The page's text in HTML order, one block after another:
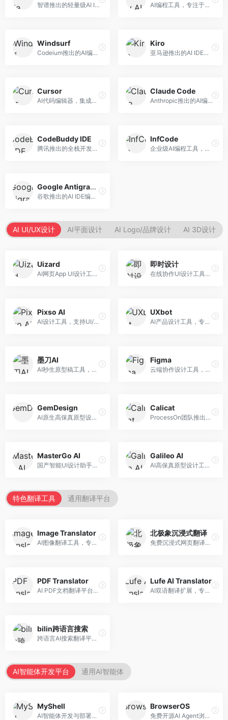
智谱推出的轻量级AI IDE，基于GLM模型。面向开发者，提供智能代码补全、代码生成、错误检测等服务，中文编程支持好。 AI编程工具，专注于代码智能生成与优化。面向开发者，提供代码生成、代码重构、错误修复等服务，编程效率高。
Windsurf
Codeium推出的AI编程工具，专注于代码智能辅助。面向开发者，提供代码补全、代码生成、代码解释等服务，多语言支持完善。
Kiro
亚马逊推出的AI IDE，深度整合AWS云服务。面向AWS开发者，提供代码生成、云服务集成、部署自动化等服务，与AWS生态无缝衔接。
Cursor
AI代码编辑器，集成GPT-4模型，专注于智能编程辅助。面向开发者，提供代码生成、代码解释、错误修复等服务，编程体验流畅，开发效率高。
Claude Code
Anthropic推出的AI编程工具，基于Claude模型。面向开发者，提供代码生成、代码审查、调试辅助等服务，代码质量高，推理能力强。
CodeBuddy IDE
腾讯推出的全栈开发AI IDE，整合腾讯云服务。面向开发者，提供代码生成、调试辅助、部署服务等功能，与腾讯云生态深度整合。
InfCode
企业级AI编程工具，专注于团队协作开发。面向企业开发团队，提供代码生成、代码审查、团队协作等服务，企业级功能完善。
Google Antigravity
谷歌推出的AI IDE编程智能体，整合Google Cloud服务。面向谷歌生态开发者，提供智能编程辅助、云服务集成等功能。
AI UI/UX设计 AI平面设计 AI Logo/品牌设计 AI 3D设计
Uizard
AI网页App UI设计工具，专注于快速界面生成。面向产品经理和设计师，提供线框图转UI、界面生成、设计优化等服务，设计速度快。
即时设计
在线协作UI设计工具，整合AI设计功能。面向设计师和产品团队，提供界面设计、原型制作、设计资源库等服务，国产协作设计平台。
Pixso AI
AI设计工具，支持UI/UX设计全流程。面向设计师和产品团队，提供界面生成、设计优化、协作评审等服务，国产替代方案，团队协作便捷。
UXbot
AI产品设计工具，专注于用户体验优化。面向UX设计师，提供用户研究、设计建议、可用性测试等服务，UX设计支持完善。
墨刀AI
AI秒生原型稿工具，专注于快速原型设计。面向产品经理和设计师，提供原型生成、交互设计、团队协作等服务，原型制作效率高。
Figma
云端协作设计工具，整合AI设计辅助功能。面向UI/UX设计师和产品团队，提供界面设计、原型制作、团队协作等服务，协作功能强大，是UI设计领域的标杆产品。
GemDesign
AI原生高保真原型设计工具，专注于智能设计生成。面向设计师，提供界面生成、设计优化、原型制作等服务，设计自动化程度高。
Calicat
ProcessOn团队推出的产设研协作平台，整合设计与协作功能。面向产品团队，提供设计协作、文档管理、团队沟通等服务，产研协作便捷。
MasterGo AI
国产智能UI设计助手，专注于界面设计自动化。面向UI设计师，提供界面生成、组件设计、设计系统构建等服务，中文用户适配性好。
Galileo AI
AI高保真原型设计工具，专注于UI界面生成。面向设计师和产品团队，提供界面生成、交互设计、设计优化等服务，界面质量高。
特色翻译工具 通用翻译平台
Image Translator
AI图像翻译工具，专注于图片文字翻译。面向设计师和电商从业者，提供图片文字识别、翻译、替换等服务，图像翻译效果好。
北极象沉浸式翻译
免费沉浸式网页翻译工具，专注于阅读体验。面向普通用户，提供网页双语翻译、文档翻译等服务，免费使用，翻译质量高。
PDF Translator
AI PDF文档翻译平台，专注于文档本地化。面向商务人士，提供PDF翻译、格式保留、批量处理等服务，文档翻译专业。
Lufe AI Translator
AI双语翻译扩展，专注于浏览器翻译场景。面向外语内容阅读者，提供网页双语翻译、划词翻译等服务，浏览器集成便捷。
bilin跨语言搜索
跨语言AI搜索翻译平台，专注于信息获取。面向研究者和内容创作者，提供跨语言搜索、内容翻译、信息整合等服务，跨语言检索能力强。
AI智能体开发平台 通用AI智能体
MyShell
AI智能体开发与部署平台，专注于语音交互智能体。面向开发者，提供语音智能体创建、部署服务、社区分享等功能，语音交互能力强。
BrowserOS
免费开源AI Agent浏览器，专注于浏览器自动化。面向开发者，提供浏览器控制、任务自动化、API接口等服务，开源免费。